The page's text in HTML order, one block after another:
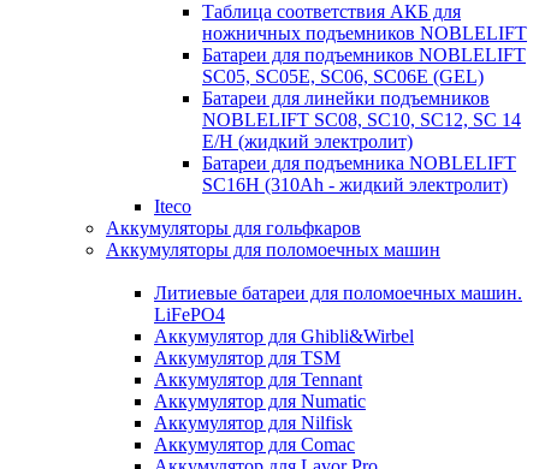
Таблица соответствия АКБ для
ножничных подъемников NOBLELIFT
Батареи для подъемников NOBLELIFT
SC05, SC05E, SC06, SC06E (GEL)
Батареи для линейки подъемников
NOBLELIFT SC08, SC10, SC12, SC 14
E/H (жидкий электролит)
Батареи для подъемника NOBLELIFT
SC16H (310Ah - жидкий электролит)
Iteco
Аккумуляторы для гольфкаров
Аккумуляторы для поломоечных машин
Литиевые батареи для поломоечных машин.
LiFePO4
Аккумулятор для Ghibli&Wirbel
Аккумулятор для TSM
Аккумулятор для Tennant
Аккумулятор для Numatic
Аккумулятор для Nilfisk
Аккумулятор для Comac